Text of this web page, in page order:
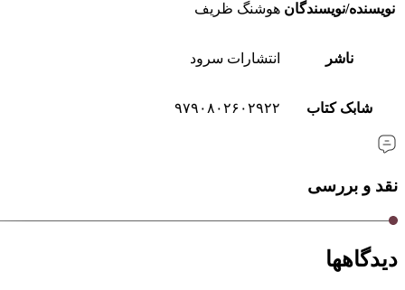
نویسنده/نویسندگان هوشنگ ظریف
ناشر انتشارات سرود
شابک کتاب ۹۷۹٠۸٠۲۶٠۲۹۲۲
نقد و بررسی
دیدگاهها